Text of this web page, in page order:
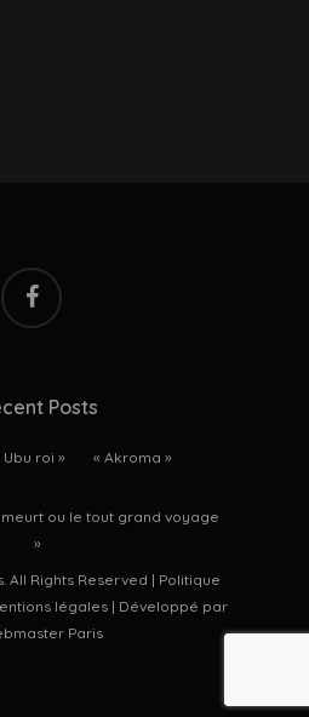
facebook
Posts
Ubu roi » « Akroma »
ou le tout grand voyage
»
All Rights Reserved | Politique
légales| Développé par
Paris